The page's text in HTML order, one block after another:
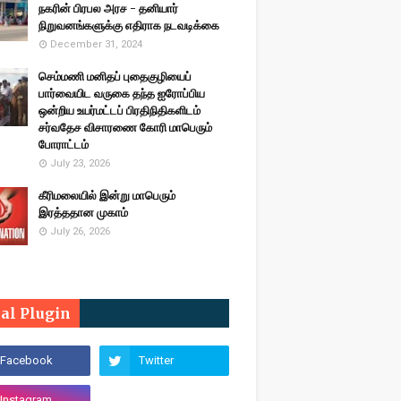
நகரின் பிரபல அரச - தனியார்
நிறுவனங்களுக்கு எதிராக நடவடிக்கை
December 31, 2024
செம்மணி மனிதப் புதைகுழியைப்
பார்வையிட வருகை தந்த ஐரோப்பிய
ஒன்றிய உயர்மட்டப் பிரதிநிதிகளிடம்
சர்வதேச விசாரணை கோரி மாபெரும்
போராட்டம்
July 23, 2026
கீரிமலையில் இன்று மாபெரும்
இரத்ததான முகாம்
July 26, 2026
Plugin